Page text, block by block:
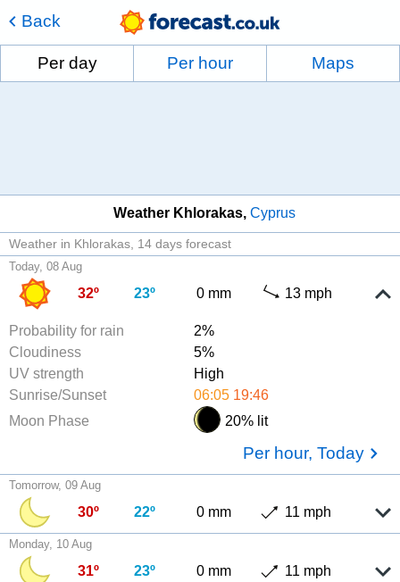
Back
Per day Per hour Maps
Weather Khlorakas Cyprus
Weather in Khlorakas 14 days forecast
Today, 08 Aug
32º 23º 0 mm 13 mph
Probability for rain
2%
Cloudiness
5%
UV strength
High
Sunrise/Sunset
06:05 19:46
Moon Phase
20% lit
Per hour, Today
Tomorrow, 09 Aug
30º 22º 0 mm 11 mph
Monday, 10 Aug
31º 23º 0 mm 11 mph